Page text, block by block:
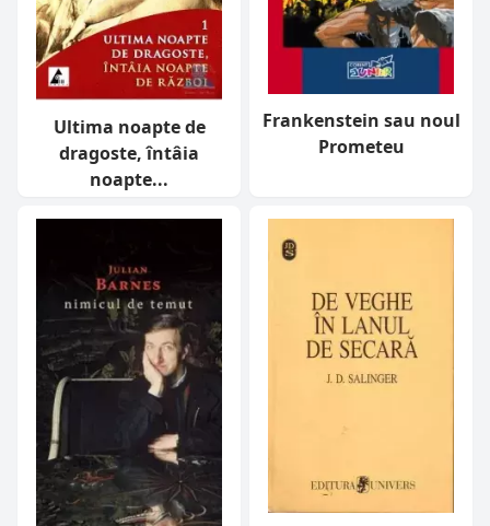
Ultima noapte de
dragoste, întâia
noapte...
Frankenstein sau noul
Prometeu